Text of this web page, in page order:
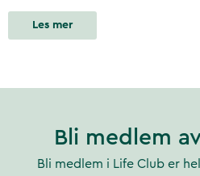
Les mer
Bli medlem
Bli medlem i Life Club er